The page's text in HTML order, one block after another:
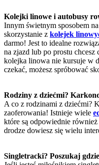
Kolejki linowe i autobusy
Innym świetnym sposobem
skorzystanie z kolejek
darmo! Jest to idealne
na zjazd lub po prostu
kolejka linowa nie kursuje w
czekać, możesz spróbować
Rodziny z dziećmi?
A co z rodzinami z dziećmi?
zaoferowania! Istnieje wiele
które są odpowiednie
drodze dowiesz się wielu
Singletracki? Poszukaj